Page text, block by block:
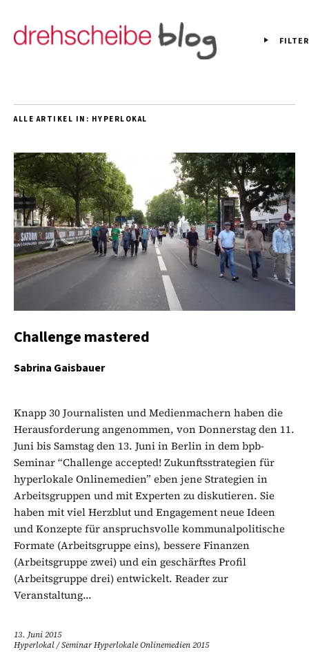
FILTER
ALLE ARTIKEL IN: HYPERLOKAL
Challenge mastered
Sabrina Gaisbauer
Knapp 30 Journalisten und Medienmachern haben die
Herausforderung angenommen, von Donnerstag den 11.
Juni bis Samstag den 13. Juni in Berlin in dem bpb-
Seminar “Challenge accepted! Zukunftsstrategien für
hyperlokale Onlinemedien” eben jene Strategien in
Arbeitsgruppen und mit Experten zu diskutieren. Sie
haben mit viel Herzblut und Engagement neue Ideen
und Konzepte für anspruchsvolle kommunalpolitische
Formate (Arbeitsgruppe eins), bessere Finanzen
(Arbeitsgruppe zwei) und ein geschärftes Profil
(Arbeitsgruppe drei) entwickelt. Reader zur
Veranstaltung...
13. Juni 2015
Hyperlokal/Seminar Hyperlokale Onlinemedien 2015